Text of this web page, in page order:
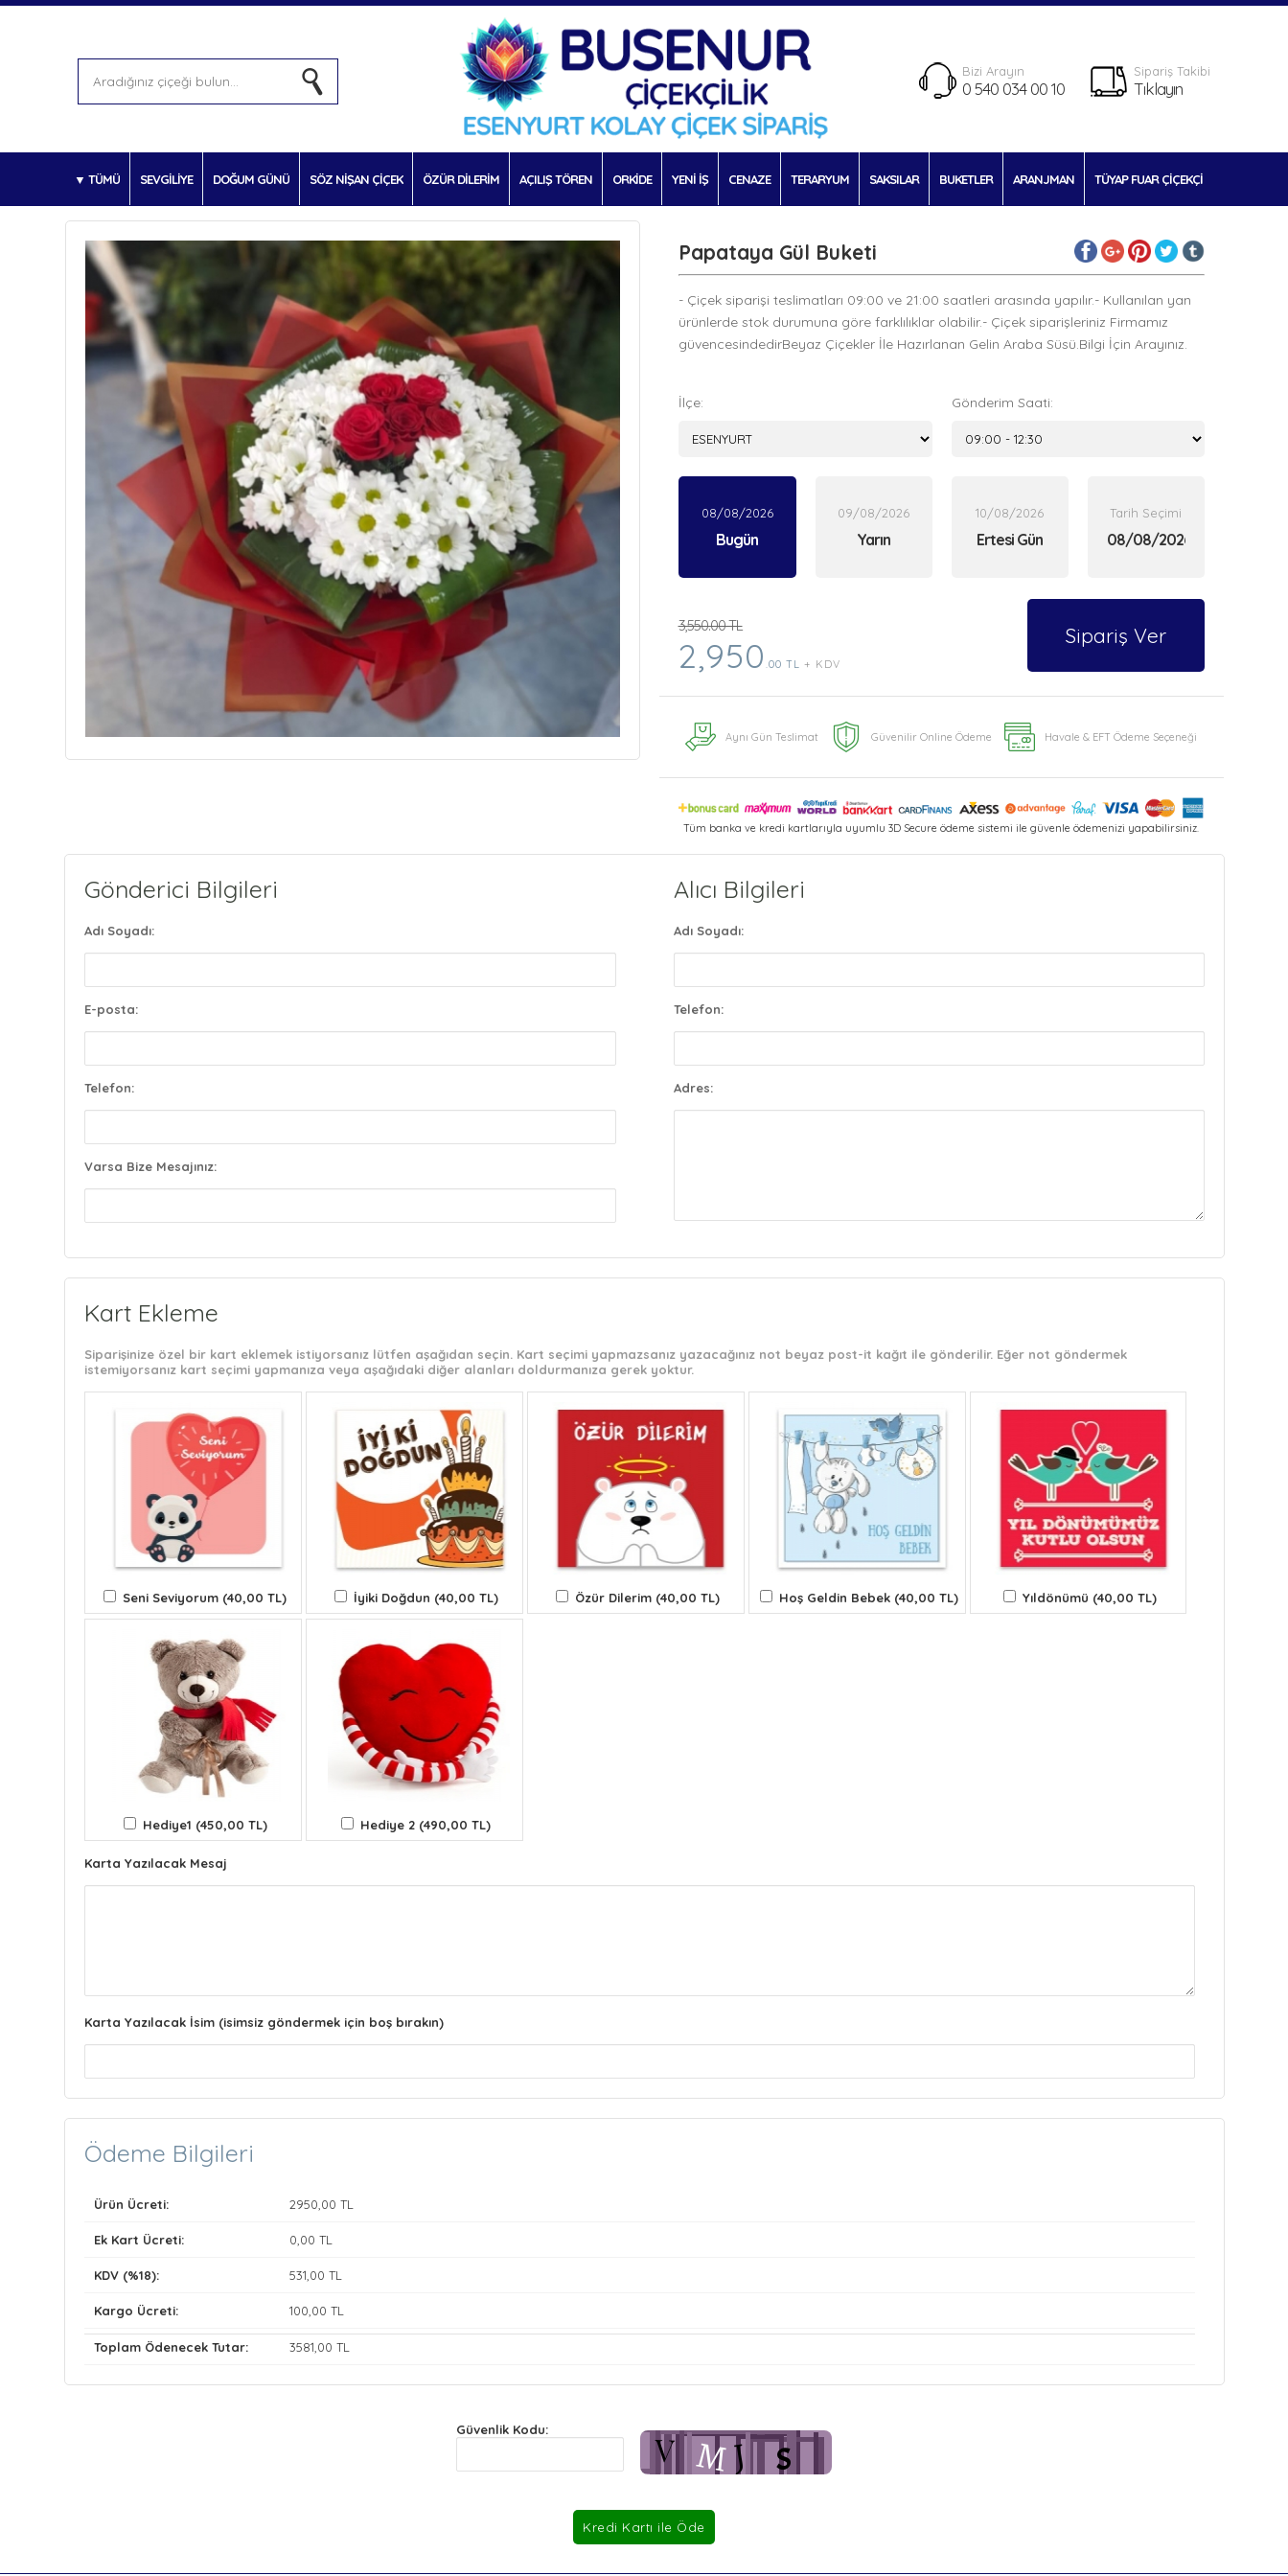
Bizi Arayın
0 540 034 00 10
Sipariş Takibi
Tıklayın
TÜMÜ SEVGİLİYE DOĞUM GÜNÜ SÖZ NİŞAN ÇİÇEK ÖZÜR DİLERİM AÇILIŞ TÖREN ORKİDE YENİ İŞ CENAZE TERARYUM SAKSILAR BUKETLER ARANJMAN TÜYAP FUAR ÇİÇEKÇİ
Papataya Gül Buketi
- Çiçek siparişi teslimatları 09:00 ve 21:00 saatleri arasında yapılır.- Kullanılan yan
ürünlerde stok durumuna göre farklılıklar olabilir.- Çiçek siparişleriniz Firmamız
güvencesindedirBeyaz Çiçekler İle Hazırlanan Gelin Araba Süsü.Bilgi İçin Arayınız.
İlçe: Gönderim Saati:
08/08/2026
Bugün
09/08/2026
Yarın
10/08/2026
Ertesi Gün
Tarih Seçimi
3,550.00 TL
2,950 .00 TL + KDV
Sipariş Ver
Aynı Gün Teslimat Güvenilir Online Ödeme Havale & EFT Ödeme Seçeneği
Tüm banka ve kredi kartlarıyla uyumlu 3D Secure ödeme sistemi ile güvenle ödemenizi yapabilirsiniz.
Gönderici Bilgileri
Adı Soyadı:
E-posta:
Telefon:
Varsa Bize Mesajınız:
Alıcı Bilgileri
Adı Soyadı:
Telefon:
Adres:
Kart Ekleme
Siparişinize özel bir kart eklemek istiyorsanız lütfen aşağıdan seçin. Kart seçimi yapmazsanız yazacağınız not beyaz post-it kağıt ile gönderilir. Eğer not göndermek
istemiyorsanız kart seçimi yapmanıza veya aşağıdaki diğer alanları doldurmanıza gerek yoktur.
Seni Seviyorum (40,00 TL) İyiki Doğdun (40,00 TL) Özür Dilerim (40,00 TL) Hoş Geldin Bebek (40,00 TL) Yıldönümü (40,00 TL)
Hediye1 (450,00 TL) Hediye 2 (490,00 TL)
Karta Yazılacak Mesaj
Karta Yazılacak İsim (isimsiz göndermek için boş bırakın)
Ödeme Bilgileri
Ürün Ücreti: 2950 ,00 TL
Ek Kart Ücreti: 0 ,00 TL
KDV (%18): 531 ,00 TL
Kargo Ücreti: 100 ,00 TL
Toplam Ödenecek Tutar: 3581 ,00 TL
Güvenlik Kodu: